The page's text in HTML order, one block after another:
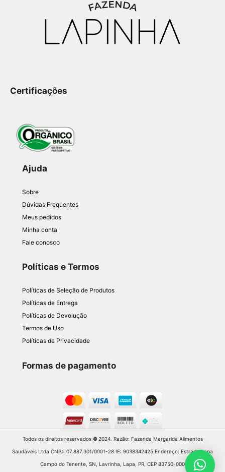
Certificações
Ajuda
Sobre
Dúvidas Frequentes
Meus pedidos
Minha conta
Fale conosco
Políticas e Termos
Políticas de Seleção de Produtos
Políticas de Entrega
Políticas de Devolução
Termos de Uso
Políticas de Privacidade
Formas de pagamento
Todos os direitos reservados ©2024. Razão: Fazenda Margarida Alimentos
Saudáveis Ltda CNPJ: 07.887.301/0001-28 IE: 9038342425 Endereço: Estrada Lapa
Campo do Tenente, SN, Lavrinha, Lapa, PR, CEP 83750-000